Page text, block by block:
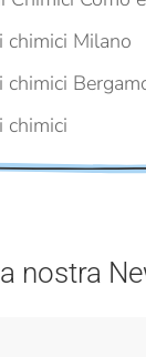
chimici Milano
chimici
nostra